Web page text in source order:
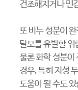
건조해지거나 민
또 비누 성분이
탈모를 유발할 위
물론 화학 성분이
경우, 특히 지성
도움이 될 수도